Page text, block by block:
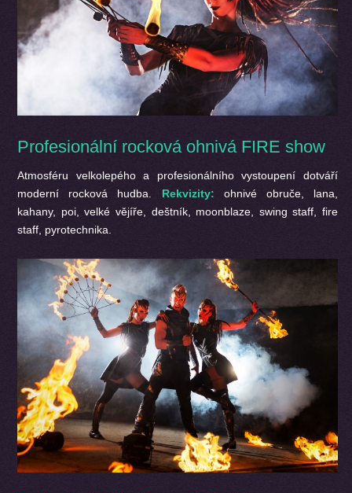
Profesionální rocková ohnivá FIRE show
Atmosféru velkolepého a profesionálního vystoupení dotváří
moderní rocková hudba. Rekvizity: ohnivé obruče, lana,
kahany, poi, velké vějíře, deštník, moonblaze, swing staff, fire
staff, pyrotechnika.